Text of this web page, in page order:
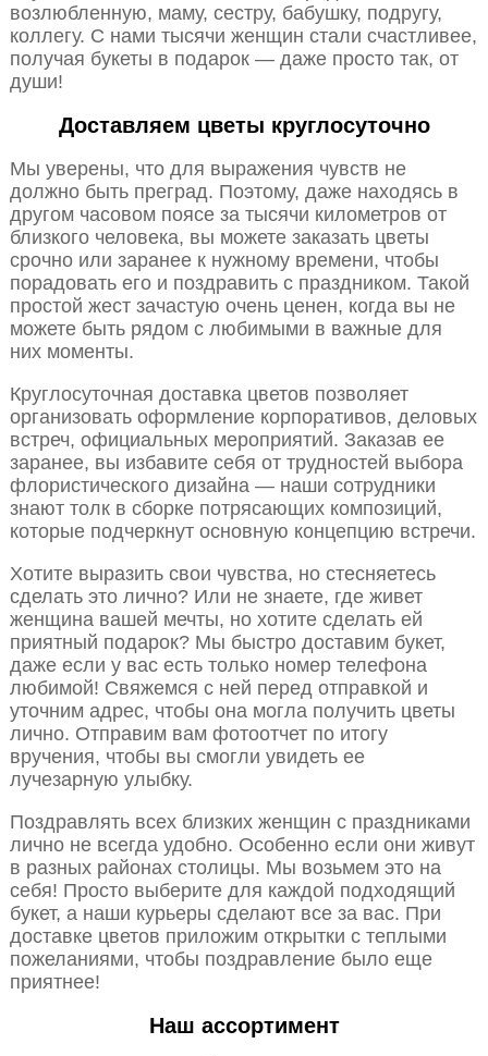
возлюбленную, маму, сестру, бабушку, подругу,
коллегу. С нами тысячи женщин стали счастливее,
получая букеты в подарок — даже просто так, от
души!
Доставляем цветы круглосуточно
Мы уверены, что для выражения чувств не
должно быть преград. Поэтому, даже находясь в
другом часовом поясе за тысячи километров от
близкого человека, вы можете заказать цветы
срочно или заранее к нужному времени, чтобы
порадовать его и поздравить с праздником. Такой
простой жест зачастую очень ценен, когда вы не
можете быть рядом с любимыми в важные для
них моменты.
Круглосуточная доставка цветов позволяет
организовать оформление корпоративов, деловых
встреч, официальных мероприятий. Заказав ее
заранее, вы избавите себя от трудностей выбора
флористического дизайна — наши сотрудники
знают толк в сборке потрясающих композиций,
которые подчеркнут основную концепцию встречи.
Хотите выразить свои чувства, но стесняетесь
сделать это лично? Или не знаете, где живет
женщина вашей мечты, но хотите сделать ей
приятный подарок? Мы быстро доставим букет,
даже если у вас есть только номер телефона
любимой! Свяжемся с ней перед отправкой и
уточним адрес, чтобы она могла получить цветы
лично. Отправим вам фотоотчет по итогу
вручения, чтобы вы смогли увидеть ее
лучезарную улыбку.
Поздравлять всех близких женщин с праздниками
лично не всегда удобно. Особенно если они живут
в разных районах столицы. Мы возьмем это на
себя! Просто выберите для каждой подходящий
букет, а наши курьеры сделают все за вас. При
доставке цветов приложим открытки с теплыми
пожеланиями, чтобы поздравление было еще
приятнее!
Наш ассортимент